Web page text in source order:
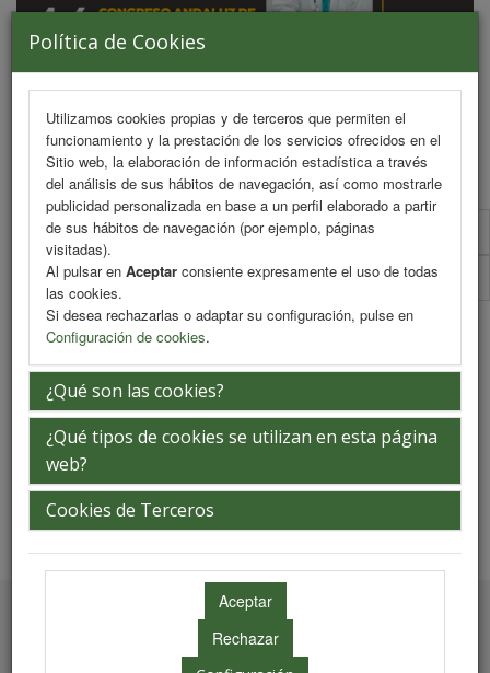
Política de Cookies
Utilizamos cookies propias y de terceros que permiten el
funcionamiento y la prestación de los servicios ofrecidos en el
Sitio web, la elaboración de información estadística a través
del análisis de sus hábitos de navegación, así como mostrarle
publicidad personalizada en base a un perfil elaborado a partir
de sus hábitos de navegación (por ejemplo, páginas
visitadas).
Al pulsar en Aceptar consiente expresamente el uso de todas
las cookies.
Si desea rechazarlas o adaptar su configuración, pulse en
Configuración de cookies.
¿Qué son las cookies?
¿Qué tipos de cookies se utilizan en esta página
web?
Cookies de Terceros
MENU
Formulario de contacto
Dossier comercial
Colaboradores
Secretaría Técnica